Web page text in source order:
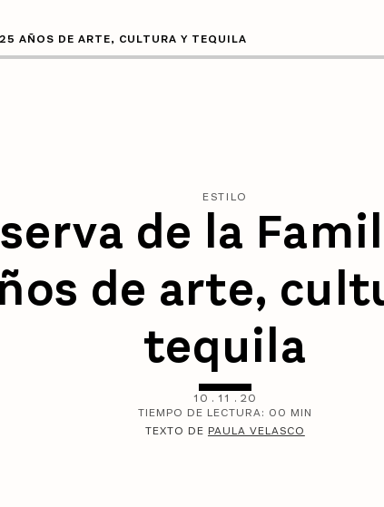
AÑOS DE ARTE, CULTURA Y TEQUILA
ESTILO
de la
de arte,
tequila
10 . 11 . 20
TIEMPO DE LECTURA: 00 MIN
TEXTO DE PAULA VELASCO